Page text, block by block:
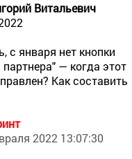
Витальевич
с января нет кнопки
— когда этот
Как составить
2022 13:07:30